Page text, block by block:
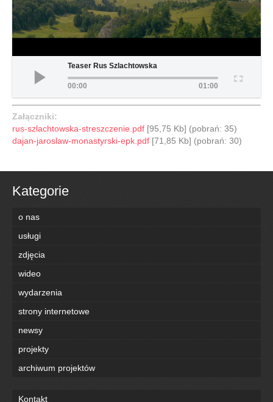
Teaser Rus Szlachtowska
00:00 01:00
Załączniki:
rus-szlachtowska-streszczenie.pdf [95,75 Kb] (pobrań: 35)
dajan-jaroslaw-monastyrski-epk.pdf [71,85 Kb] (pobrań: 30)
Kategorie
o nas
usługi
zdjęcia
wideo
wydarzenia
strony internetowe
newsy
projekty
archiwum projektów
Kontakt